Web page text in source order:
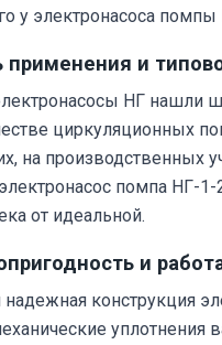
у электронасоса помпы
применения и
НГ нашли
циркуляционных
на производственных
помпа НГ-1-
от идеальной.
и
надежная конструкция
уплотнения